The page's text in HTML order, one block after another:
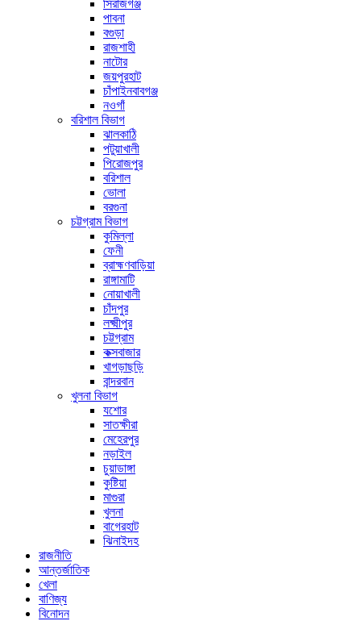
সিরাজগঞ্জ
পাবনা
বগুড়া
রাজশাহী
নাটোর
জয়পুরহাট
চাঁপাইনবাবগঞ্জ
নওগাঁ
বরিশাল বিভাগ
ঝালকাঠি
পটুয়াখালী
পিরোজপুর
বরিশাল
ভোলা
বরগুনা
চট্টগ্রাম বিভাগ
কুমিল্লা
ফেনী
ব্রাহ্মণবাড়িয়া
রাঙ্গামাটি
নোয়াখালী
চাঁদপুর
লক্ষ্মীপুর
চট্টগ্রাম
কক্সবাজার
খাগড়াছড়ি
বান্দরবান
খুলনা বিভাগ
যশোর
সাতক্ষীরা
মেহেরপুর
নড়াইল
চুয়াডাঙ্গা
কুষ্টিয়া
মাগুরা
খুলনা
বাগেরহাট
ঝিনাইদহ
রাজনীতি
আন্তর্জাতিক
খেলা
বাণিজ্য
বিনোদন